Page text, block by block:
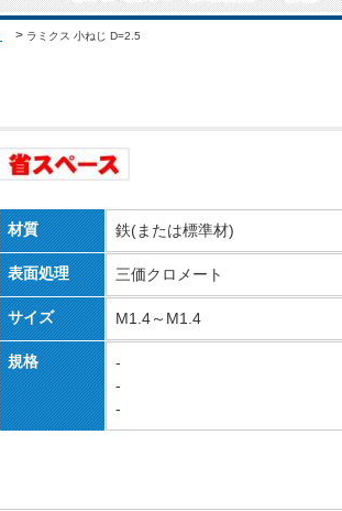
> ラミクス 小ねじ D=2.5
材質 鉄(または標準材)
表面処理 三価クロメート
サイズ M1.4～M1.4
規格
-
-
-